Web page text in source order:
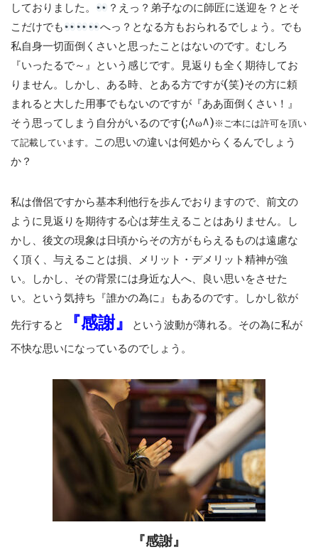
しておりました。
？えっ？弟子なのに師匠に送迎を？とそ
こだけでも
へっ？となる方もおられるでしょう。でも
私自身一切面倒くさいと思ったことはないのです。むしろ
『いったるで～』という感じです。見返りも全く期待してお
りません。しかし、ある時、とある方ですが(笑)その方に頼
まれると大した用事でもないのですが『ああ面倒くさい！』
そう思ってしまう自分がいるのです(;^ω^)※ご本には許可を頂い
て記載しています。
この思いの違いは何処からくるんでしょう
か？
私は僧侶ですから基本利他行を歩んでおりますので、前文の
ように見返りを期待する心は芽生えることはありません。し
かし、後文の現象は日頃からその方がもらえるものは遠慮な
く頂く、与えることは損、メリット・デメリット精神が強
い。しかし、その背景には身近な人へ、良い思いをさせた
い。という気持ち『誰かの為に』もあるのです。しかし欲が
先行すると
『感謝』
という波動が薄れる。その為に私が
不快な思いになっているのでしょう。
『感謝』